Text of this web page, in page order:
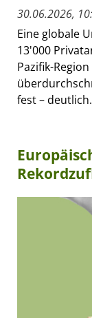
30.06.2026,
Eine globale
13'000
Pazifik-
fest –